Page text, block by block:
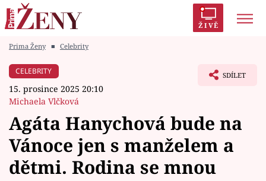
ŽIVĚ
Módní alarm
Témata
Prima Ženy ■ Celebrity
CELEBRITY
15. prosince 2025 20:10
Michaela Vlčková
SDÍLET
Agáta Hanychová bude na
Vánoce jen s manželem a
dětmi. Rodina se mnou